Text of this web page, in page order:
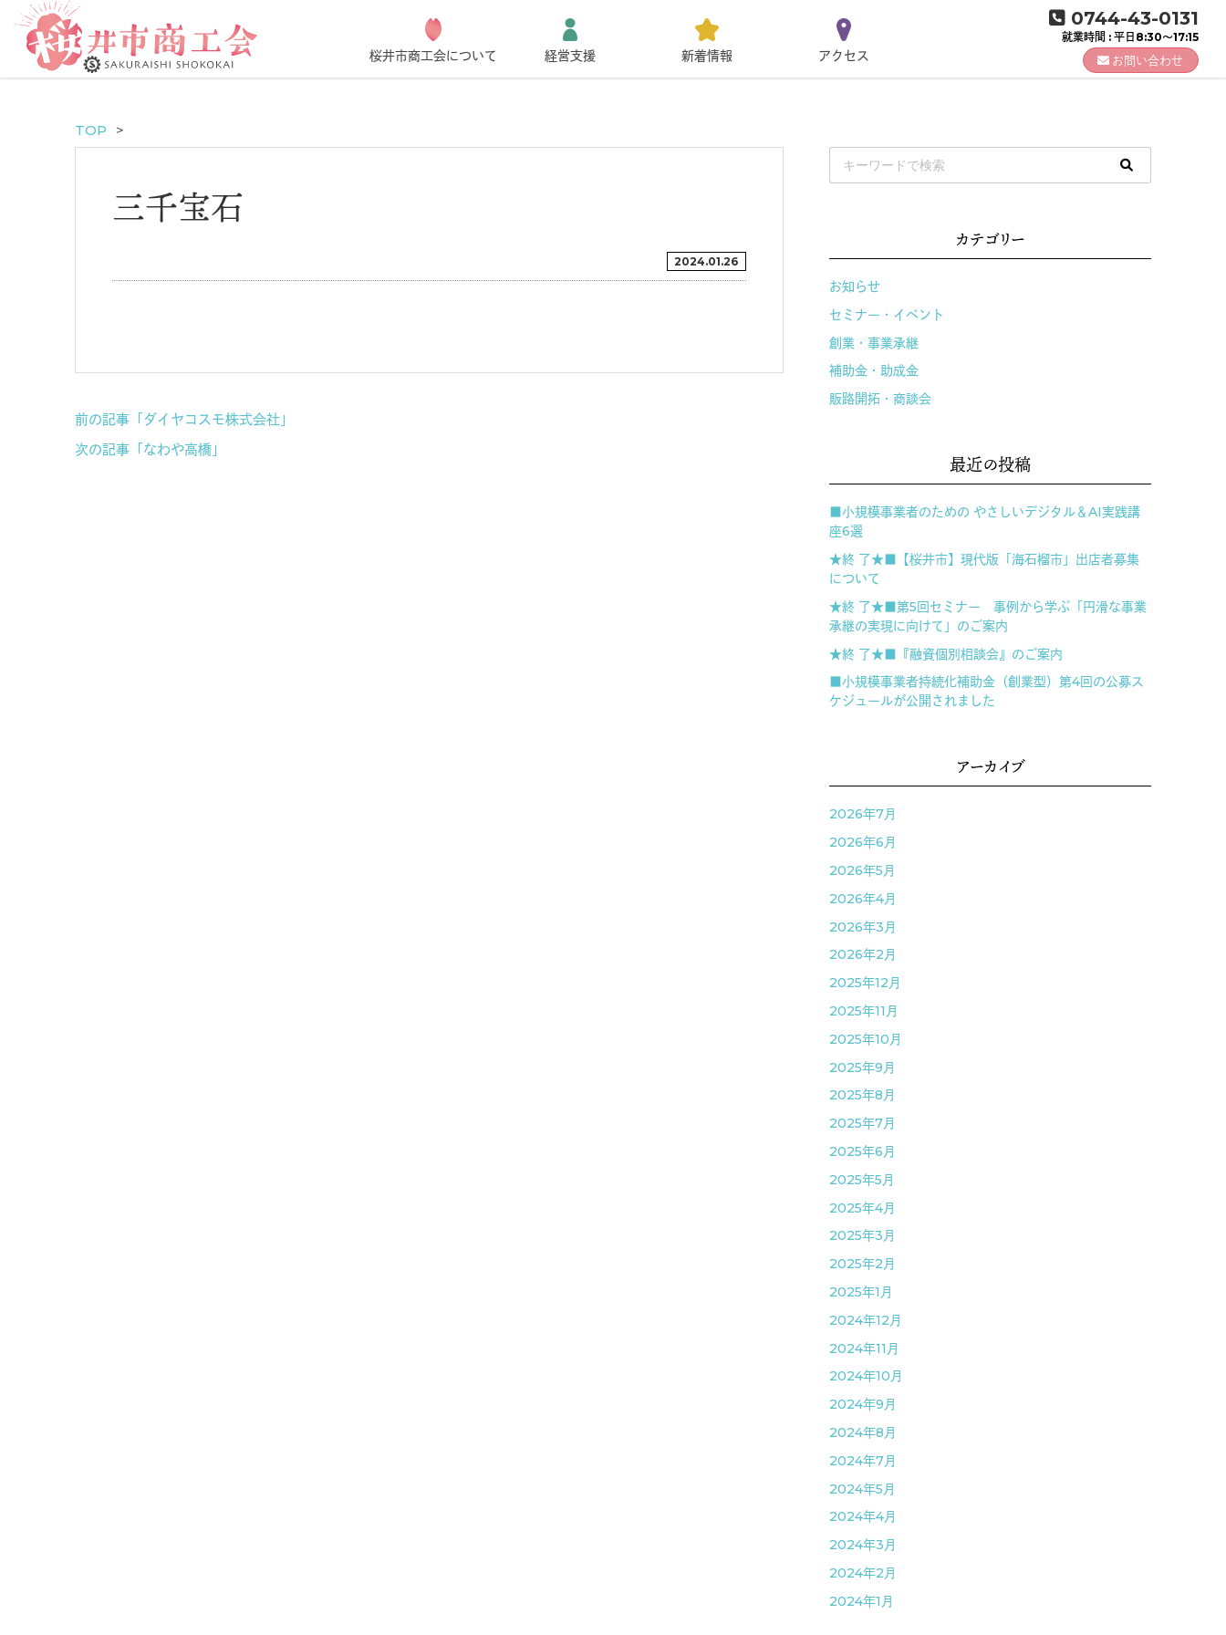
0744-43-0131
就業時間 : 平日8:30～17:15
お問い合わせ
桜井市商工会について 経営支援 新着情報 アクセス
TOP
三千宝石
2024.01.26
前の記事「ダイヤコスモ株式会社」
次の記事「なわや高橋」
カテゴリー
お知らせ
セミナー・イベント
創業・事業承継
補助金・助成金
販路開拓・商談会
最近の投稿
■小規模事業者のための やさしいデジタル＆AI実践講
座6選
★終 了★■【桜井市】現代版「海石榴市」出店者募集
について
★終 了★■第5回セミナー 事例から学ぶ「円滑な事業
承継の実現に向けて」のご案内
★終 了★■『融資個別相談会』のご案内
■小規模事業者持続化補助金（創業型）第4回の公募ス
ケジュールが公開されました
アーカイブ
2026年7月
2026年6月
2026年5月
2026年4月
2026年3月
2026年2月
2025年12月
2025年11月
2025年10月
2025年9月
2025年8月
2025年7月
2025年6月
2025年5月
2025年4月
2025年3月
2025年2月
2025年1月
2024年12月
2024年11月
2024年10月
2024年9月
2024年8月
2024年7月
2024年5月
2024年4月
2024年3月
2024年2月
2024年1月